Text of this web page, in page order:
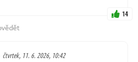
14
čtvrtek, 11. 6. 2026, 10:42